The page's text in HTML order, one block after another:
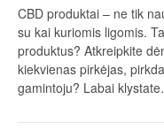
CBD produktai – ne tik
su kai kuriomis ligomis.
produktus? Atkreipkite
kiekvienas pirkėjas,
gamintoju? Labai